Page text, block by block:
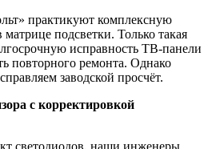
практикуют комплексную
матрице подсветки. Только такая
исправность ТВ-панели
повторного ремонта. Однако
заводской просчёт.
с корректировкой
светодиодов, наши инженеры